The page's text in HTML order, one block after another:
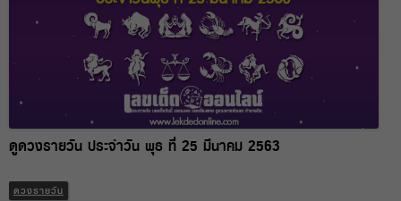
ดูดวงรายวัน ประจำวัน พุธ ที่ 25 มีนาคม 2563
ดวงรายวัน